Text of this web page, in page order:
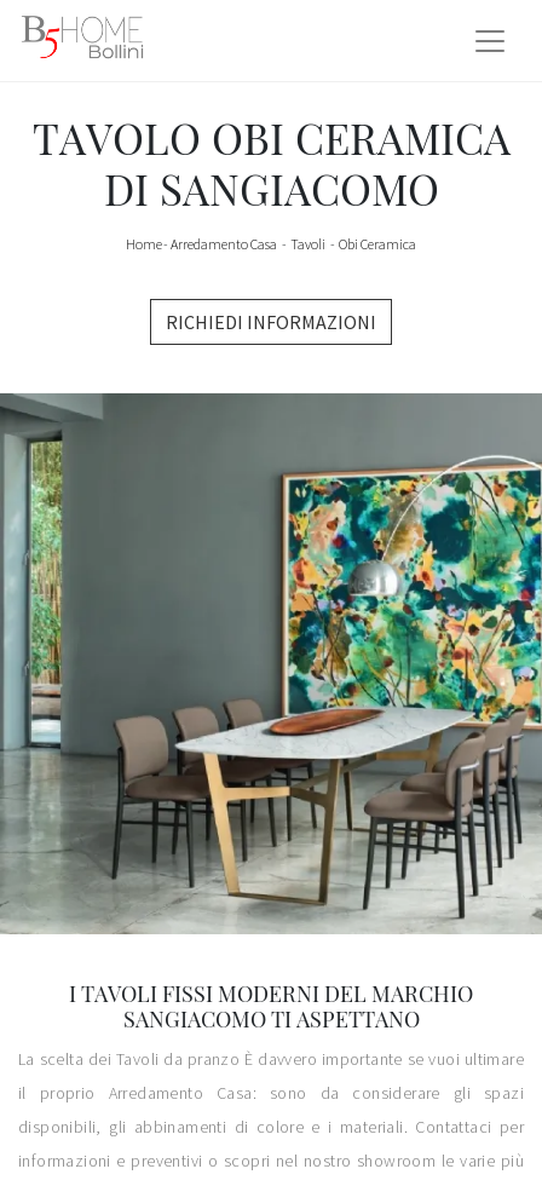
TAVOLO OBI CERAMICA
DI SANGIACOMO
Home- Arredamento Casa - Tavoli - Obi Ceramica
RICHIEDI INFORMAZIONI
I TAVOLI FISSI MODERNI DEL MARCHIO
SANGIACOMO TI ASPETTANO
La scelta dei Tavoli da pranzo È davvero importante se vuoi ultimare
il proprio Arredamento Casa: sono da considerare gli spazi
disponibili, gli abbinamenti di colore e i materiali. Contattaci per
informazioni e preventivi o scopri nel nostro showroom le varie più